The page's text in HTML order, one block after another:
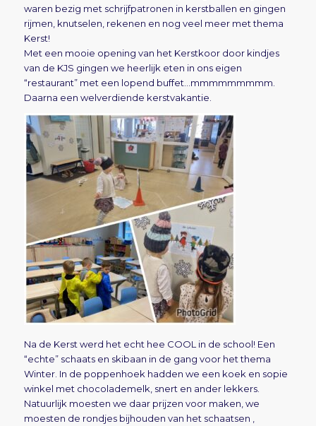
waren bezig met schrijfpatronen in kerstballen en gingen
rijmen, knutselen, rekenen en nog veel meer met thema
Kerst!
Met een mooie opening van het Kerstkoor door kindjes
van de KJS gingen we heerlijk eten in ons eigen
“restaurant” met een lopend buffet…mmmmmmmmm.
Daarna een welverdiende kerstvakantie.
Na de Kerst werd het echt hee COOL in de school! Een
“echte” schaats en skibaan in de gang voor het thema
Winter. In de poppenhoek hadden we een koek en sopie
winkel met chocolademelk, snert en ander lekkers.
Natuurlijk moesten we daar prijzen voor maken, we
moesten de rondjes bijhouden van het schaatsen ,